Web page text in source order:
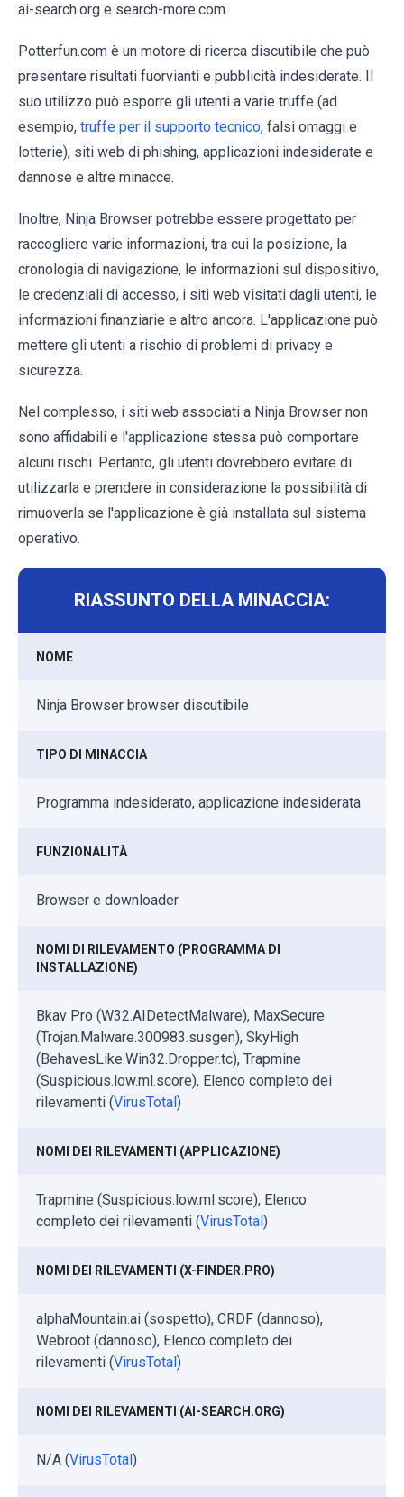
ai-search.org e search-more.com.
Potterfun.com è un motore di ricerca discutibile che può
presentare risultati fuorvianti e pubblicità indesiderate. Il
suo utilizzo può esporre gli utenti a varie truffe (ad
esempio, truffe per il supporto tecnico, falsi omaggi e
lotterie), siti web di phishing, applicazioni indesiderate e
dannose e altre minacce.
Inoltre, Ninja Browser potrebbe essere progettato per
raccogliere varie informazioni, tra cui la posizione, la
cronologia di navigazione, le informazioni sul dispositivo,
le credenziali di accesso, i siti web visitati dagli utenti, le
informazioni finanziarie e altro ancora. L'applicazione può
mettere gli utenti a rischio di problemi di privacy e
sicurezza.
Nel complesso, i siti web associati a Ninja Browser non
sono affidabili e l'applicazione stessa può comportare
alcuni rischi. Pertanto, gli utenti dovrebbero evitare di
utilizzarla e prendere in considerazione la possibilità di
rimuoverla se l'applicazione è già installata sul sistema
operativo.
RIASSUNTO DELLA MINACCIA:
NOME
Ninja Browser browser discutibile
TIPO DI MINACCIA
Programma indesiderato, applicazione indesiderata
FUNZIONALITÀ
Browser e downloader
NOMI DI RILEVAMENTO (PROGRAMMA DI
INSTALLAZIONE)
Bkav Pro (W32.AIDetectMalware), MaxSecure
(Trojan.Malware.300983.susgen), SkyHigh
(BehavesLike.Win32.Dropper.tc), Trapmine
(Suspicious.low.ml.score), Elenco completo dei
rilevamenti (VirusTotal)
NOMI DEI RILEVAMENTI (APPLICAZIONE)
Trapmine (Suspicious.low.ml.score), Elenco
completo dei rilevamenti (VirusTotal)
NOMI DEI RILEVAMENTI (X-FINDER.PRO)
alphaMountain.ai (sospetto), CRDF (dannoso),
Webroot (dannoso), Elenco completo dei
rilevamenti (VirusTotal)
NOMI DEI RILEVAMENTI (AI-SEARCH.ORG)
N/A (VirusTotal)